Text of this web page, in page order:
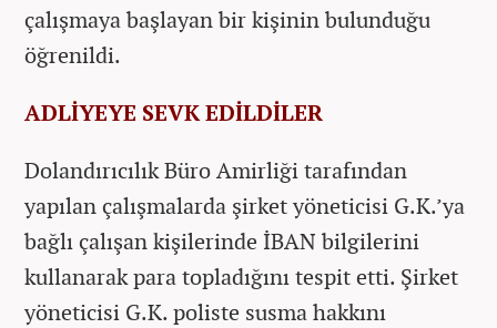
çalışmaya başlayan bir kişinin bulunduğu
öğrenildi.
ADLİYEYE SEVK EDİLDİLER
Dolandırıcılık Büro Amirliği tarafından
yapılan çalışmalarda şirket yöneticisi G.K.’ya
bağlı çalışan kişilerinde İBAN bilgilerini
kullanarak para topladığını tespit etti. Şirket
yöneticisi G.K. poliste susma hakkını